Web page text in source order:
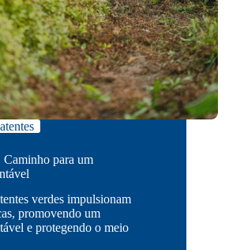
Caminho para um
verdes impulsionam
promovendo um
e protegendo o meio